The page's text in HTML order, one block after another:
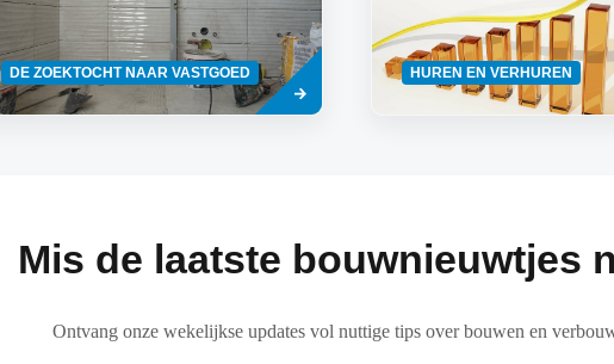
drie maanden van het jaar, volgens
de...
DE ZOEKTOCHT NAAR VASTGOED
Lees
meer
dat de Vlaming tussen 20
HUREN EN VERHUREN
Mis de laatste bouwnieuwtjes
Ontvang onze wekelijkse updates vol nuttige tips over bouwen en